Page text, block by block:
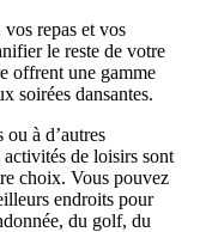
repas et vos
le reste de votre
offrent une gamme
soirées dansantes.
à d’autres
de loisirs sont
choix. Vous pouvez
endroits pour
du golf, du